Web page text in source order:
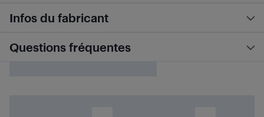
Infos du fabricant
Questions fréquentes